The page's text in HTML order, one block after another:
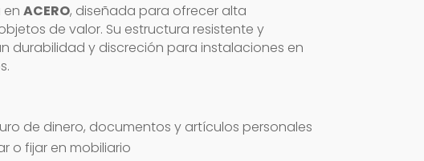
enACERO, diseñada para ofrecer alta
de valor. Su estructura resistente y
durabilidad y discreción para instalaciones en
de dinero, documentos y artículos personales
o fijar en mobiliario